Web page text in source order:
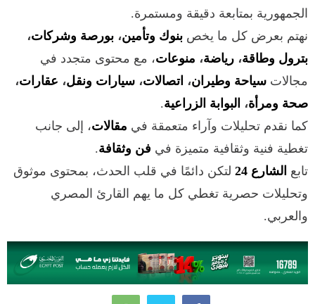
الجمهورية بمتابعة دقيقة ومستمرة.
نهتم بعرض كل ما يخص بنوك وتأمين، بورصة وشركات،
بترول وطاقة، رياضة، منوعات، مع محتوى متجدد في
مجالات سياحة وطيران، اتصالات، سيارات ونقل، عقارات،
صحة ومرأة، البوابة الزراعية.
كما نقدم تحليلات وآراء متعمقة في مقالات، إلى جانب
تغطية فنية وثقافية متميزة في فن وثقافة.
تابع الشارع 24
لتكن دائمًا في قلب الحدث، بمحتوى موثوق
وتحليلات حصرية تغطي كل ما يهم القارئ المصري
والعربي.